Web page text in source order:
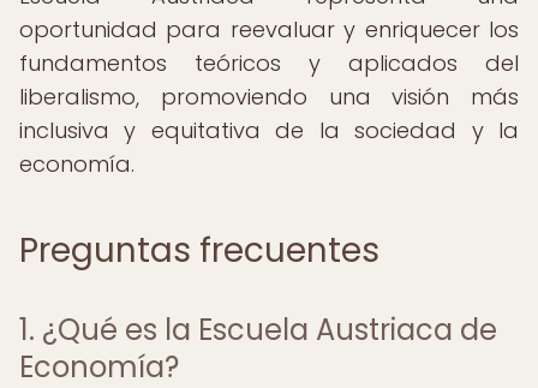
oportunidad para reevaluar y enriquecer los
fundamentos teóricos y aplicados del
liberalismo, promoviendo una visión más
inclusiva y equitativa de la sociedad y la
economía.
Preguntas frecuentes
1. ¿Qué es la Escuela Austriaca de
Economía?